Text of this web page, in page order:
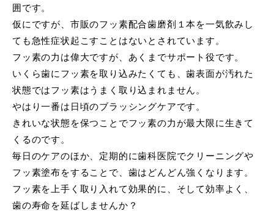
囲です。
仮にですが、市販のフッ素配合歯磨剤１本を一気飲みし
ても急性症状起こすことはないとされています。
フッ素の力は偉大ですが、あくまでサポート役です。
いくら歯にフッ素を取り込みたくても、歯表面が汚れた
状態ではフッ素はうまく取り込まれません。
やはり一番は日頃のブラッシングケアです。
きれいな状態を保つことでフッ素の力が最大限に生きて
くるのです。
毎日のケアのほか、定期的に歯科医院でクリーニングや
フッ素塗布をすることで、歯はどんどん強くなります。
フッ素を上手く取り入れて効果的に、そして効率よく、
歯の寿命を延ばしませんか？